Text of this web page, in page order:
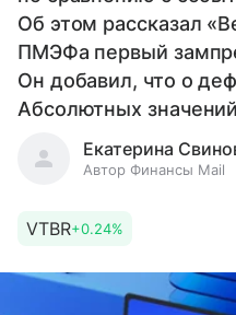
Об этом рассказал
ПМЭФа первый
Он добавил, что о
Абсолютных
Екатерина
Автор Финансы Mail
VTBR+0.24%